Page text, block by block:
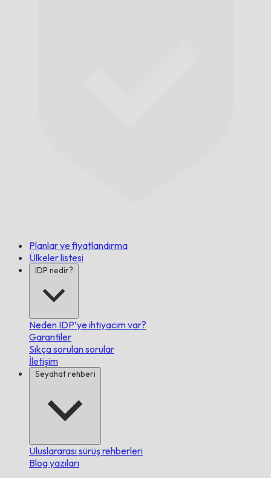
Planlar ve fiyatlandırma
Ülkeler listesi
IDP nedir?
Neden IDP’ye ihtiyacım var?
Garantiler
Sıkça sorulan sorular
İletişim
Seyahat rehberi
Uluslararası sürüş rehberleri
Blog yazıları